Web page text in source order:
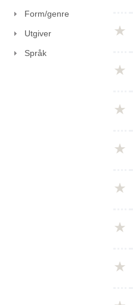
Form/genre
Utgiver
Språk